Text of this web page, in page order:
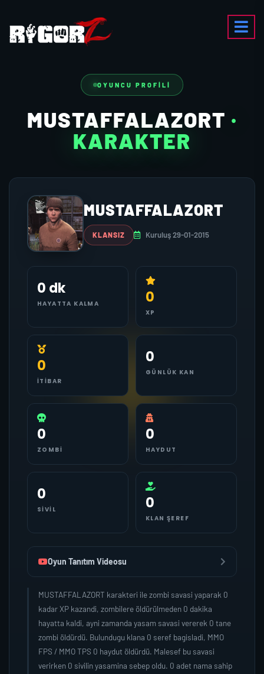
OYUNCU PROFILI
MUSTAFFALAZORT ·
KARAKTER
MUSTAFFALAZORT
KLANSIZ Kuruluş 29-01-2015
0 dk
HAYATTA KALMA 0
XP
0
İTIBAR
0
GÜNLÜK KAN
0
ZOMBI
0
HAYDUT
0
SIVIL 0
KLAN ŞEREF
Oyun Tanıtım Videosu
MUSTAFFALAZORT karakteri ile zombi savasi yaparak 0
kadar XP kazandi, zombilere öldürülmeden 0 dakika
hayatta kaldi, ayni zamanda yasam savasi vererek 0 tane
zombi öldürdü. Bulundugu klana 0 seref bagisladi, MMO
FPS / MMO TPS 0 haydut öldürdü. Malesef bu savasi
verirken 0 sivilin yasamina sebep oldu. 0 adet nama sahip